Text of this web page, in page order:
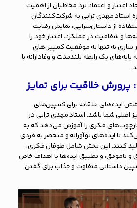
اعتبار و اعتماد نزد مخاطبان از اهمیت
استاد مهدی ترابی به شرکت‌کنندگان
از داستان‌سرایی، نمایش رضایت
و شفافیت در عملکرد، اعتبار خود را
سازی نه تنها به موفقیت کمپین‌های
یک رابطه بلندمدت و وفادارانه با
خلاقیت برای تمایز
ایده‌های خلاقانه برای کمپین‌های
اصلی شما باشد. استاد مهدی ترابی در
فکری را آموزش می‌دهد که به
تا ایده‌های نوآورانه و منحصر به فردی
کنند. این بخش شامل طوفان فکری،
ناموفق، و تطبیق ایده‌ها با اهداف خاص
داستانی متفاوت و جذاب برای گفتن